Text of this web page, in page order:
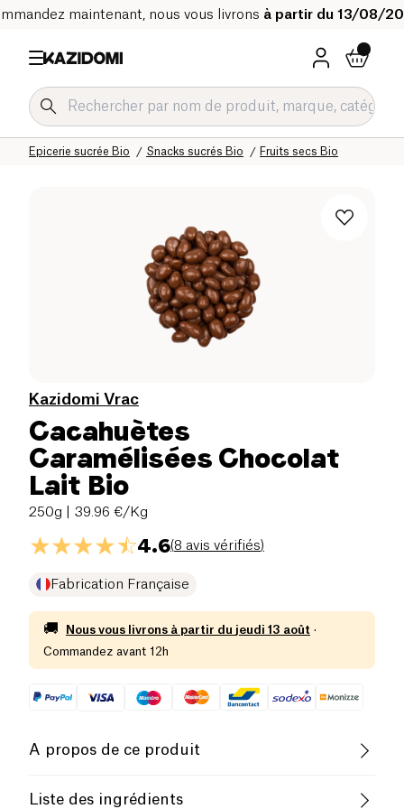
maintenant, nous vous livrons à partir du 13/08/
Fruits secs Bio
Snacks sucrés Bio
Epicerie sucrée Bio
Notre catalogue bio
Accueil
Kazidomi Vrac
Cacahuètes
Caramélisées Chocolat
Lait Bio
250g | 39.96 €/Kg
4.6(8 avis vérifiés)
Fabrication Française
🚚 Nous vous livrons à partir du jeudi 13 août ·
Commandez avant 12h
A propos de ce produit
Biologique Végétarien
Liste des ingrédients